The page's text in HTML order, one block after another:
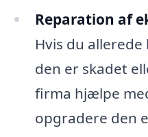
Reparation af
Hvis du
den er skadet
firma hjælpe
opgradere den